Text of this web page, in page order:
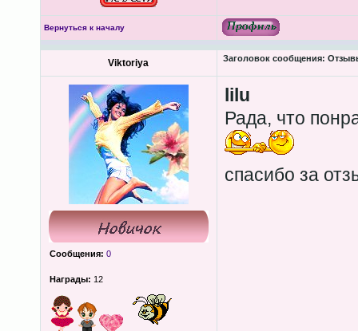
Вернуться к началу
Viktoriya Заголовок сообщения:
Сообщения: 0
Награды: 12
lilu
Рада, что
спасибо за